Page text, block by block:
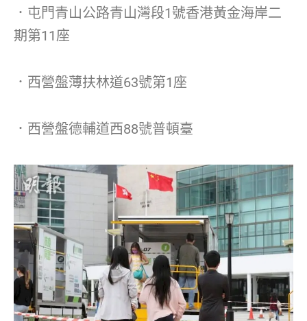
．屯門青山公路青山灣段1號香港黃金海岸二
期第11座
．西營盤薄扶林道63號第1座
．西營盤德輔道西88號普頓臺